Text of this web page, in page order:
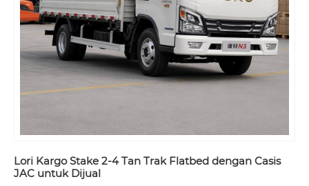
Lori Kargo Stake 2-4 Tan Trak Flatbed dengan Casis
JAC untuk Dijual